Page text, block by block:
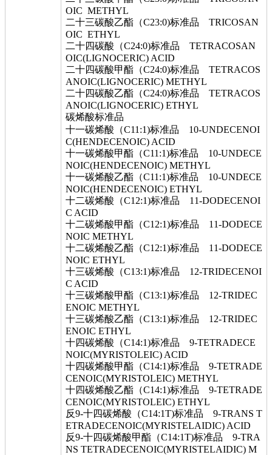
OIC METHYL
二十三碳酸乙酯（C23:0)标准品 TRICOSAN
OIC ETHYL
二十四碳酸（C24:0)标准品 TETRACOSAN
OIC(LIGNOCERIC) ACID
二十四碳酸甲酯（C24:0)标准品 TETRACOS
ANOIC(LIGNOCERIC) METHYL
二十四碳酸乙酯（C24:0)标准品 TETRACOS
ANOIC(LIGNOCERIC) ETHYL
碳烯酸标准品
十一碳烯酸（C11:1)标准品 10-UNDECENOI
C(HENDECENOIC) ACID
十一碳烯酸甲酯（C11:1)标准品 10-UNDECE
NOIC(HENDECENOIC) METHYL
十一碳烯酸乙酯（C11:1)标准品 10-UNDECE
NOIC(HENDECENOIC) ETHYL
十二碳烯酸（C12:1)标准品 11-DODECENOI
C ACID
十二碳烯酸甲酯（C12:1)标准品 11-DODECE
NOIC METHYL
十二碳烯酸乙酯（C12:1)标准品 11-DODECE
NOIC ETHYL
十三碳烯酸（C13:1)标准品 12-TRIDECENOI
C ACID
十三碳烯酸甲酯（C13:1)标准品 12-TRIDEC
ENOIC METHYL
十三碳烯酸乙酯（C13:1)标准品 12-TRIDEC
ENOIC ETHYL
十四碳烯酸（C14:1)标准品 9-TETRADECE
NOIC(MYRISTOLEIC) ACID
十四碳烯酸甲酯（C14:1)标准品 9-TETRADE
CENOIC(MYRISTOLEIC) METHYL
十四碳烯酸乙酯（C14:1)标准品 9-TETRADE
CENOIC(MYRISTOLEIC) ETHYL
反9-十四碳烯酸（C14:1T)标准品 9-TRANS T
ETRADECENOIC(MYRISTELAIDIC) ACID
反9-十四碳烯酸甲酯（C14:1T)标准品 9-TRA
NS TETRADECENOIC(MYRISTELAIDIC) M